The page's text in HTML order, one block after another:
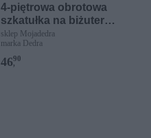
4-piętrowa obrotowa
szkatułka na biżuterię
z lusterkiem
sklep Mojadedra
marka Dedra
46,
90